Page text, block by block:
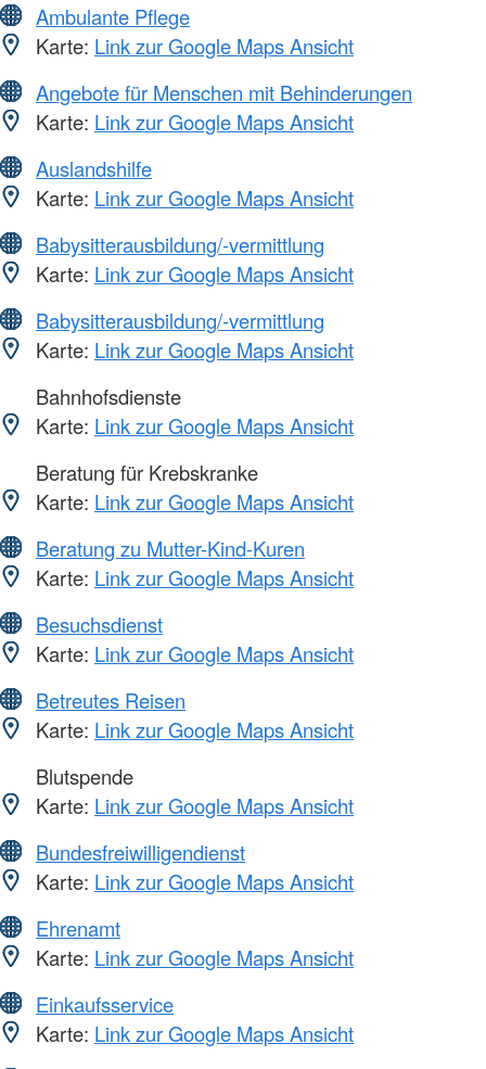
Ambulante Pflege
Karte: Link zur Google Maps Ansicht
Angebote für Menschen mit Behinderungen
Karte: Link zur Google Maps Ansicht
Auslandshilfe
Karte: Link zur Google Maps Ansicht
Babysitterausbildung/-vermittlung
Karte: Link zur Google Maps Ansicht
Babysitterausbildung/-vermittlung
Karte: Link zur Google Maps Ansicht
Bahnhofsdienste
Karte: Link zur Google Maps Ansicht
Beratung für Krebskranke
Karte: Link zur Google Maps Ansicht
Beratung zu Mutter-Kind-Kuren
Karte: Link zur Google Maps Ansicht
Besuchsdienst
Karte: Link zur Google Maps Ansicht
Betreutes Reisen
Karte: Link zur Google Maps Ansicht
Blutspende
Karte: Link zur Google Maps Ansicht
Bundesfreiwilligendienst
Karte: Link zur Google Maps Ansicht
Ehrenamt
Karte: Link zur Google Maps Ansicht
Einkaufsservice
Karte: Link zur Google Maps Ansicht